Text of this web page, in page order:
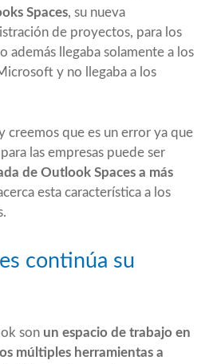
Spaces, su nueva
de proyectos, para los
además llegaba solamente a los
y no llegaba a los
creemos que es un error ya que
las empresas puede ser
de Outlook Spaces a más
esta característica a los
continúa su
son un espacio de trabajo en
múltiples herramientas a